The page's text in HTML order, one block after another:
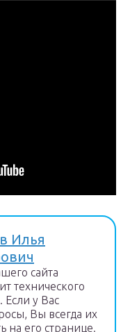
Илья
сайта
технического
Если у Вас
Вы всегда их
на его странице.